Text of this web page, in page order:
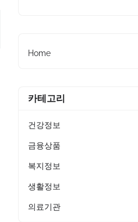
Home
카테고리
건강정보
금융상품
복지정보
생활정보
의료기관